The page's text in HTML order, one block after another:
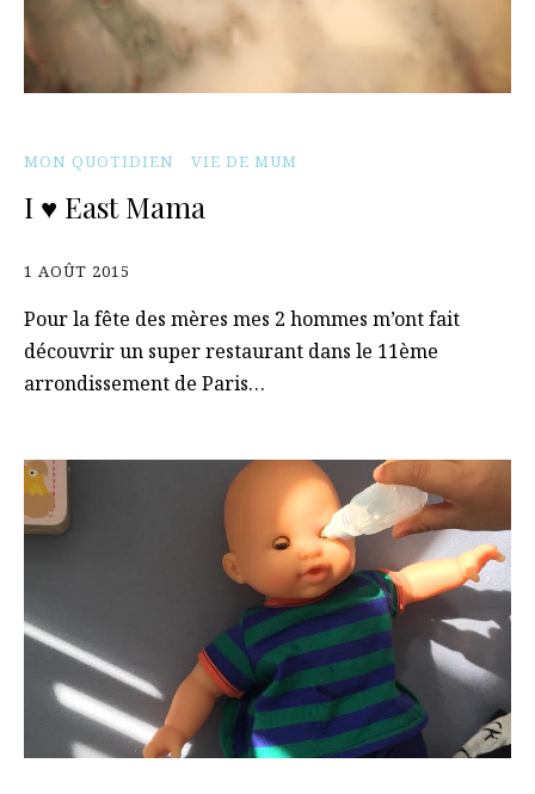
MON QUOTIDIEN VIE DE MUM
I ♥ East Mama
1 AOÛT 2015
Pour la fête des mères mes 2 hommes m’ont fait
découvrir un super restaurant dans le 11ème
arrondissement de Paris…